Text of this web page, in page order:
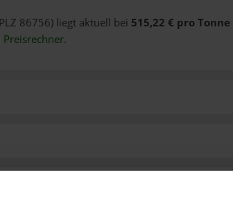
86756) liegt aktuell bei 515,22 € pro Tonne
Preisrechner.